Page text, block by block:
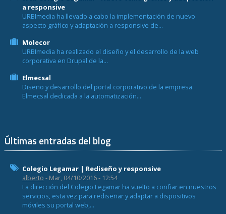
a responsive
URBImedia ha llevado a cabo la implementación de nuevo
aspecto gráfico y adaptación a responsive de...
Molecor
URBImedia ha realizado el diseño y el desarrollo de la web
corporativa en Drupal de la...
Elmecsal
Diseño y desarrollo del portal corporativo de la empresa
Elmecsal dedicada a la automatización...
Últimas entradas del blog
Colegio Legamar | Rediseño y responsive
alberto - Mar, 04/10/2016 - 12:54
La dirección del Colegio Legamar ha vuelto a confiar en nuestros
servicios, esta vez para rediseñar y adaptar a dispositivos
móviles su portal web,...